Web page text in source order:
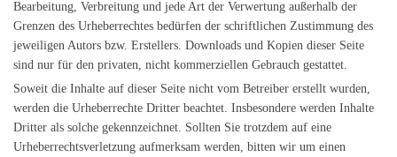
Bearbeitung, Verbreitung und jede Art der Verwertung außerhalb der
Grenzen des Urheberrechtes bedürfen der schriftlichen Zustimmung des
jeweiligen Autors bzw. Erstellers. Downloads und Kopien dieser Seite
sind nur für den privaten, nicht kommerziellen Gebrauch gestattet.
Soweit die Inhalte auf dieser Seite nicht vom Betreiber erstellt wurden,
werden die Urheberrechte Dritter beachtet. Insbesondere werden Inhalte
Dritter als solche gekennzeichnet. Sollten Sie trotzdem auf eine
Urheberrechtsverletzung aufmerksam werden, bitten wir um einen